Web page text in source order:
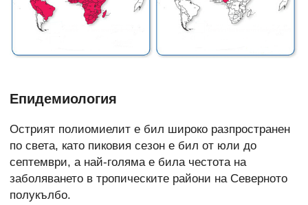
Епидемиология
Острият полиомиелит е бил широко разпространен
по света, като пиковия сезон е бил от юли до
септември, а най-голяма е била честота на
заболяването в тропическите райони на Северното
полукълбо.